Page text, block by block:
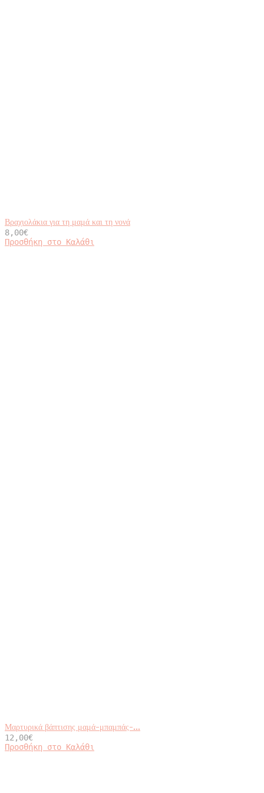
Βραχιολάκια για τη μαμά και τη νονά
8,00€
Προσθήκη στο Καλάθι
Μαρτυρικά βάπτισης μαμά-μπαμπάς-...
12,00€
Προσθήκη στο Καλάθι